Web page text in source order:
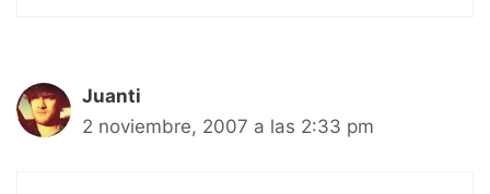
Juanti
2 noviembre, 2007 a las 2:33 pm